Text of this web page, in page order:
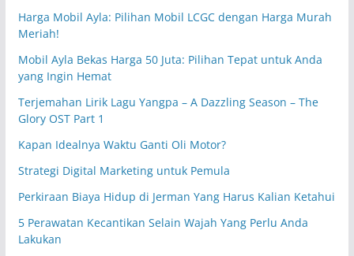
Harga Mobil Ayla: Pilihan Mobil LCGC dengan Harga Murah
Meriah!
Mobil Ayla Bekas Harga 50 Juta: Pilihan Tepat untuk Anda
yang Ingin Hemat
Terjemahan Lirik Lagu Yangpa – A Dazzling Season – The
Glory OST Part 1
Kapan Idealnya Waktu Ganti Oli Motor?
Strategi Digital Marketing untuk Pemula
Perkiraan Biaya Hidup di Jerman Yang Harus Kalian Ketahui
5 Perawatan Kecantikan Selain Wajah Yang Perlu Anda
Lakukan